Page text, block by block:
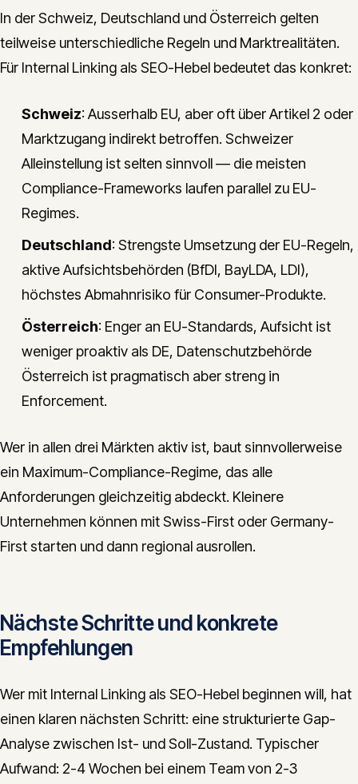
In der Schweiz, Deutschland und Österreich gelten
teilweise unterschiedliche Regeln und Marktrealitäten.
Für Internal Linking als SEO-Hebel bedeutet das konkret:
Schweiz: Ausserhalb EU, aber oft über Artikel 2 oder
Marktzugang indirekt betroffen. Schweizer
Alleinstellung ist selten sinnvoll — die meisten
Compliance-Frameworks laufen parallel zu EU-
Regimes.
Deutschland: Strengste Umsetzung der EU-Regeln,
aktive Aufsichtsbehörden (BfDI, BayLDA, LDI),
höchstes Abmahnrisiko für Consumer-Produkte.
Österreich: Enger an EU-Standards, Aufsicht ist
weniger proaktiv als DE, Datenschutzbehörde
Österreich ist pragmatisch aber streng in
Enforcement.
Wer in allen drei Märkten aktiv ist, baut sinnvollerweise
ein Maximum-Compliance-Regime, das alle
Anforderungen gleichzeitig abdeckt. Kleinere
Unternehmen können mit Swiss-First oder Germany-
First starten und dann regional ausrollen.
Nächste Schritte und konkrete
Empfehlungen
Wer mit Internal Linking als SEO-Hebel beginnen will, hat
einen klaren nächsten Schritt: eine strukturierte Gap-
Analyse zwischen Ist- und Soll-Zustand. Typischer
Aufwand: 2-4 Wochen bei einem Team von 2-3